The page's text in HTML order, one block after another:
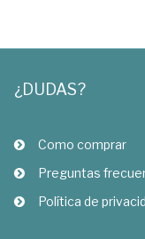
¿DUDAS?
Como comprar
Preguntas
Política de